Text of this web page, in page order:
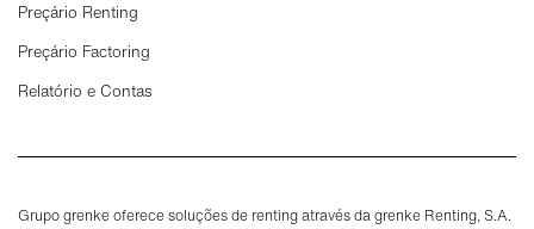
Preçário Renting
Preçário Factoring
Relatório e Contas
Grupo grenke oferece soluções de renting através da grenke Renting, S.A.